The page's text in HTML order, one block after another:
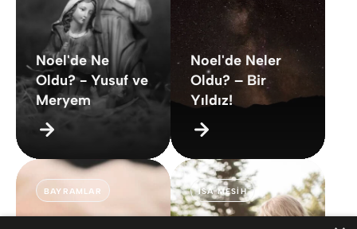
Noel'de Ne
Oldu? - Yusuf ve
Meryem
Noel'de Neler
Oldu? – Bir
Yıldız!
BAYRAMLAR İSA MESIH